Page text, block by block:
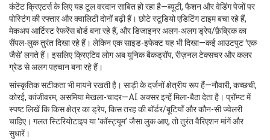
कंटेंट क्रिएटर्स के लिए यह टूल वरदान साबित हो रहा है—ब्यूटी, फैशन और वेडिंग पेजों पर
पोस्टिंग की रफ्तार और क्वालिटी दोनों बढ़ी हैं। छोटे स्टूडियो एडिटिंग टाइम बचा रहे हैं,
मेकअप आर्टिस्ट रेफरेंस बोर्ड बना रहे हैं, और डिजाइनर अलग-अलग ड्रेप/फ़ैब्रिक का
सैंपल-लुक तुरंत दिखा रहे हैं। लेकिन एक साइड-इफेक्ट यह भी दिखा—कई आउटपुट ‘एक
जैसे’ लगते हैं। इसलिए क्रिएटिव लोग अब यूनिक बैकड्रॉप, रीज़नल टेक्सचर और कलर
ग्रेड से अलग पहचान बना रहे हैं।
सांस्कृतिक सटीकता भी मायने रखती है। साड़ी के दर्जनों क्षेत्रीय रूप हैं—नौवारी, कच्छची,
कोरई, कांजीवरम, असमिया मेखला-चादर—AI अक्सर इन्हें मिला-बैठा देता है। प्रॉम्प्ट में
स्पष्ट लिखें कि किस क्षेत्र का ड्रेप, किस तरह की बॉर्डर/बूटियाँ और कौन-सी ज्वेलरी
चाहिए। गलत स्टिरियोटाइप या ‘कॉस्ट्यूम’ जैसा लुक आए, तो तुरंत वैरिएशन मांगें और
सुधारें।